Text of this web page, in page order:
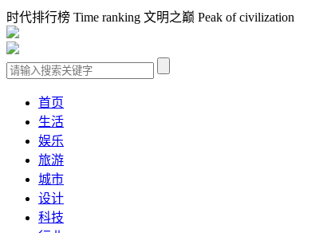
时代排行榜 Time ranking 文明之巅 Peak of civilization
首页
生活
娱乐
旅游
城市
设计
科技